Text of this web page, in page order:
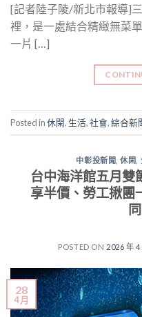
[記者陸子陵/新北市報導]
裡，是一處結合精緻無菜
一片 […]
Posted in休閑,生活,社會,綜合新
中彰投新聞 ,休閑
台中海洋館五月雙
享半價、勞工揪團
POSTED ON 2026 年 4
28
4 月